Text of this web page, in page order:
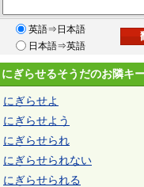
英語⇒日本語
日本語⇒英語
にぎらせるそうだのお隣キ
にぎらせよ
にぎらせよう
にぎらせられ
にぎらせられない
にぎらせられる